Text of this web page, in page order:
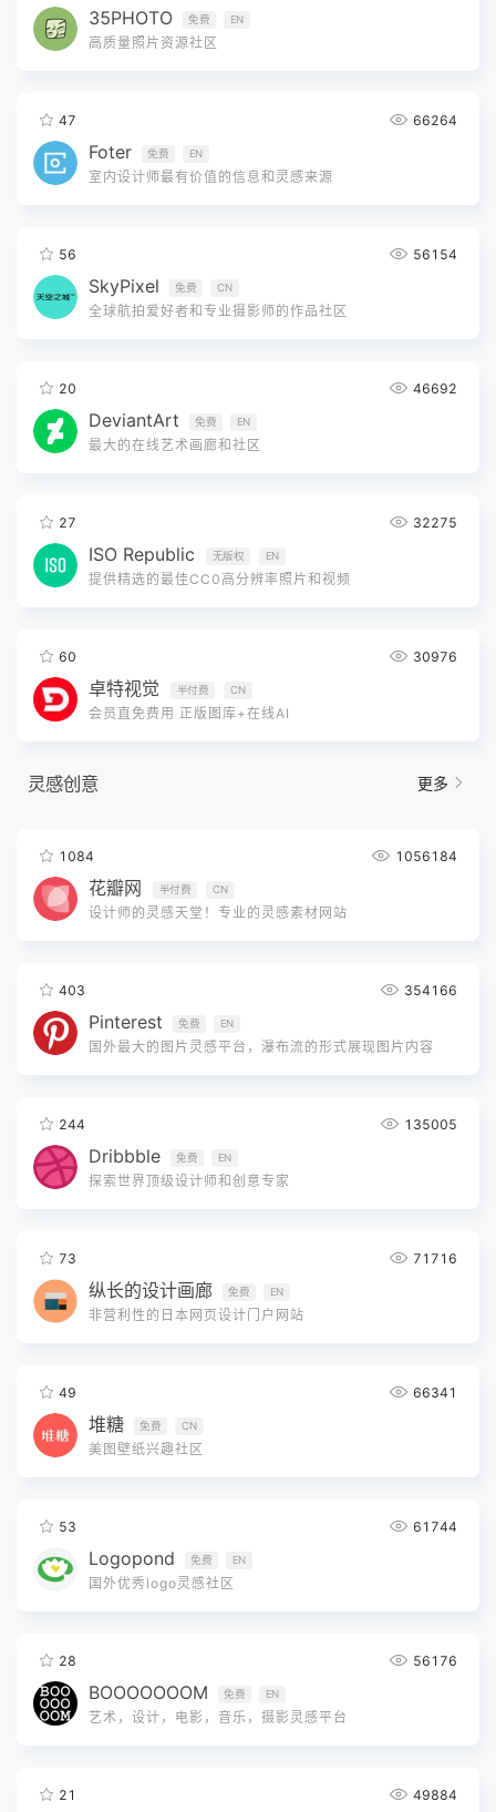
35PHOTO 免费 EN
高质量照片资源社区
47 66264
Foter 免费 EN
室内设计师最有价值的信息和灵感来源
56 56154
SkyPixel 免费 CN
全球航拍爱好者和专业摄影师的作品社区
20 46692
DeviantArt 免费 EN
最大的在线艺术画廊和社区
27 32275
ISO Republic 无版权 EN
提供精选的最佳CC0高分辨率照片和视频
60 30976
卓特视觉 半付费 CN
会员直免费用 正版图库+在线AI
灵感创意 更多
1084 1056184
花瓣网 半付费 CN
设计师的灵感天堂！专业的灵感素材网站
403 354166
Pinterest 免费 EN
国外最大的图片灵感平台，瀑布流的形式展现图片内容
244 135005
Dribbble 免费 EN
探索世界顶级设计师和创意专家
73 71716
纵长的设计画廊 免费 EN
非营利性的日本网页设计门户网站
49 66341
堆糖 免费 CN
美图壁纸兴趣社区
53 61744
Logopond 免费 EN
国外优秀logo灵感社区
28 56176
BOOOOOOOM 免费 EN
艺术，设计，电影，音乐，摄影灵感平台
21 49884